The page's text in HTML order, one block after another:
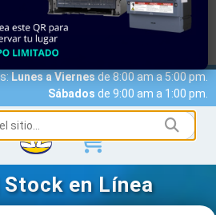
A CLIENTES
SERVICIOS
NOSOTROS
Lunes a Viernesde 8:00 am a 5:00 pm.
Sábados de 9:00 am a 1:00 pm.
Stock en Línea